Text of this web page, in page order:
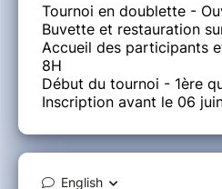
Tournoi en doublette -
Buvette et restauration
Accueil des participants
8H
Début du tournoi - 1ère
Inscription avant le 06